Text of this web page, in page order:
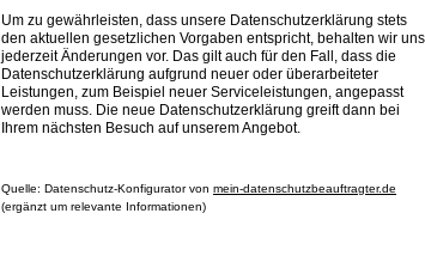
Um zu gewährleisten, dass unsere Datenschutzerklärung stets
den aktuellen gesetzlichen Vorgaben entspricht, behalten wir uns
jederzeit Änderungen vor. Das gilt auch für den Fall, dass die
Datenschutzerklärung aufgrund neuer oder überarbeiteter
Leistungen, zum Beispiel neuer Serviceleistungen, angepasst
werden muss. Die neue Datenschutzerklärung greift dann bei
Ihrem nächsten Besuch auf unserem Angebot.
Quelle: Datenschutz-Konfigurator von mein-datenschutzbeauftragter.de
(ergänzt um relevante Informationen)